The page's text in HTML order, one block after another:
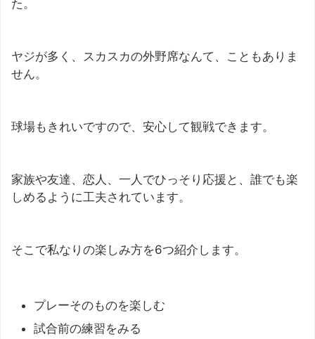
た。
ヤジが多く、スカスカの外野席なんて、こともありま
せん。
球場もきれいですので、安心して観戦できます。
家族や友達、恋人、一人でひっそり応援と、誰でも楽
しめるように工夫されています。
そこで私なりの楽しみ方を6つ紹介します。
プレーそのものを楽しむ
試合前の練習をみる